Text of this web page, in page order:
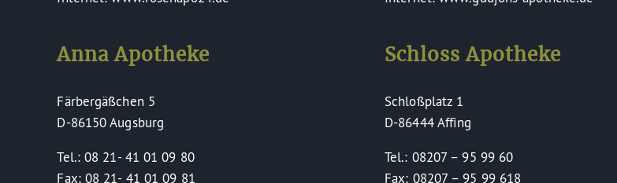
Anna Apotheke
Färbergäßchen 5
D-86150 Augsburg
Tel.: 08 21- 41 01 09 80
Fax: 08 21- 41 01 09 81
Schloss Apotheke
Schloßplatz 1
D-86444 Affing
Tel.: 08207 – 95 99 60
Fax: 08207 – 95 99 618